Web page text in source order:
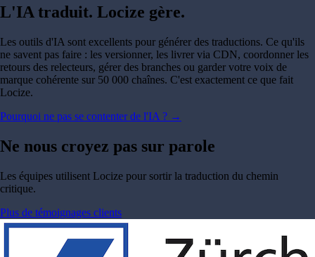
L'IA traduit. Locize gère.
Les outils d'IA sont excellents pour générer des traductions. Ce qu'ils
ne savent pas faire : les versionner, les livrer via CDN, coordonner les
retours des relecteurs, gérer des branches ou garder votre voix de
marque cohérente sur 50 000 chaînes. C'est exactement ce que fait
Locize.
Pourquoi ne pas se contenter de l'IA ? →
Ne nous croyez pas sur parole
Les équipes utilisent Locize pour sortir la traduction du chemin
critique.
Plus de témoignages clients